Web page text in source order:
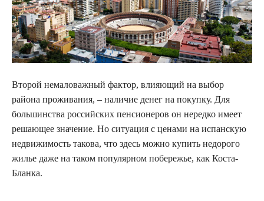
Второй немаловажный фактор, влияющий на выбор
района проживания, – наличие денег на покупку. Для
большинства российских пенсионеров он нередко имеет
решающее значение. Но ситуация с ценами на испанскую
недвижимость такова, что здесь можно купить недорого
жилье даже на таком популярном побережье, как Коста-
Бланка.